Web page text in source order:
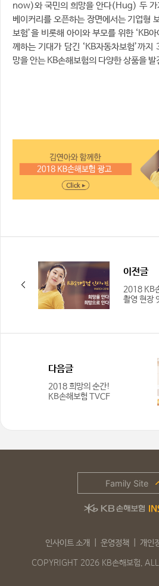
now)와 국민의 희망을 안다(Hug) 두 가
베이커리를 오픈하는 장면에서는 기업형
보험’을 비롯해 아이와 부모를 위한 ‘KB
께하는 기대가 담긴 ‘KB자동차보험’까
망을 안는 KB손해보험의 다양한 상품을 발
이전글
2018 KB
촬영 현장
다음글
2018 희망의 순간!
KB손해보험 TVCF
인사이트 소개 운영정책 개인
COPYRIGHT 2026 KB손해보험.
Family Site